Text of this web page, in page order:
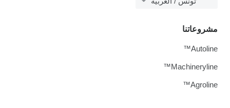
مشروعاتنا
Autoline™
Machineryline™
Agroline™